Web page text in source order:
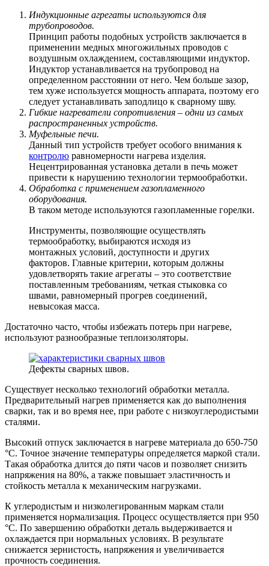
Индукционные агрегаты используются для
трубопроводов.
Принцип работы подобных устройств заключается в
применении медных многожильных проводов с
воздушным охлаждением, составляющими индуктор.
Индуктор устанавливается на трубопровод на
определенном расстоянии от него. Чем больше зазор,
тем хуже используется мощность аппарата, поэтому его
следует устанавливать заподлицо к сварному шву.
Гибкие нагреватели сопротивления – одни из самых
распространенных устройств.
Муфельные печи.
Данный тип устройств требует особого внимания к
контролю равномерности нагрева изделия.
Нецентрированная установка детали в печь может
привести к нарушению технологии термообработки.
Обработка с применением газопламенного
оборудования.
В таком методе используются газопламенные горелки.
Инструменты, позволяющие осуществлять
термообработку, выбираются исходя из
монтажных условий, доступности и других
факторов. Главные критерии, которым должны
удовлетворять такие агрегаты – это соответствие
поставленным требованиям, четкая стыковка со
швами, равномерный прогрев соединений,
невысокая масса.
Достаточно часто, чтобы избежать потерь при нагреве,
используют разнообразные теплоизоляторы.
Дефекты сварных швов.
Существует несколько технологий обработки металла.
Предварительный нагрев применяется как до выполнения
сварки, так и во время нее, при работе с низкоуглеродистыми
сталями.
Высокий отпуск заключается в нагреве материала до 650-750
°С. Точное значение температуры определяется маркой стали.
Такая обработка длится до пяти часов и позволяет снизить
напряжения на 80%, а также повышает эластичность и
стойкость металла к механическим нагрузками.
К углеродистым и низколегированным маркам стали
применяется нормализация. Процесс осуществляется при 950
°С. По завершению обработки деталь выдерживается и
охлаждается при нормальных условиях. В результате
снижается зернистость, напряжения и увеличивается
прочность соединения.